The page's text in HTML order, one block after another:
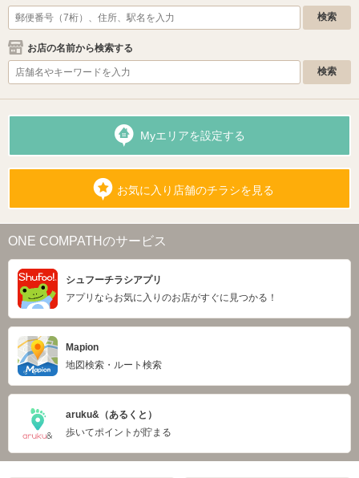
お店の名前から検索する
Myエリアを設定する
お気に入り店舗のチラシを見る
ONE COMPATHのサービス
シュフーチラシアプリ
アプリならお気に入りのお店がすぐに見つかる！
Mapion
地図検索・ルート検索
aruku&（あるくと）
歩いてポイントが貯まる